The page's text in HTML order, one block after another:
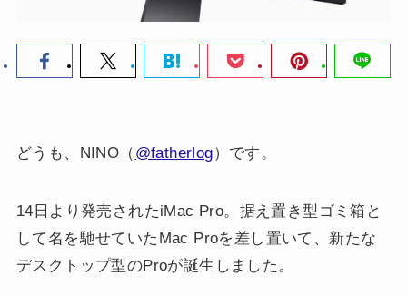
どうも、NINO（ @fatherlog）です。
14日より発売されたiMac Pro。据え置き型ゴミ箱と
して名を馳せていたMac Proを差し置いて、新たな
デスクトップ型のProが誕生しました。